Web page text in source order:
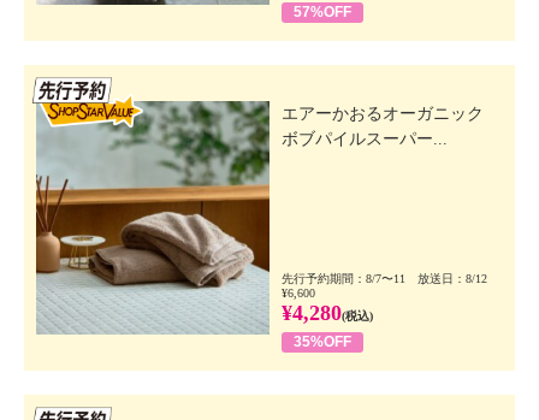
57%OFF
エアーかおるオーガニック
ボブパイルスーパー...
先行予約期間：8/7〜11 放送日：8/12
¥6,600
¥4,280(税込)
35%OFF